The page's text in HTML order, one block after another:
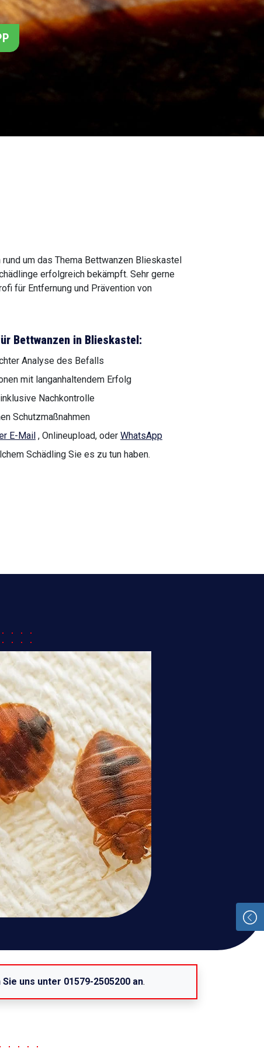
um das Thema Bettwanzen Blieskastel
erfolgreich bekämpft. Sehr gerne
für Entfernung und Prävention von
Bettwanzen in Blieskastel:
Analyse des Befalls
mit langanhaltendem Erfolg
Nachkontrolle
Schutzmaßnahmen
E-Mail , Onlineupload, oder WhatsApp
Schädling Sie es zu tun haben.
uns unter 01579-2505200 an.